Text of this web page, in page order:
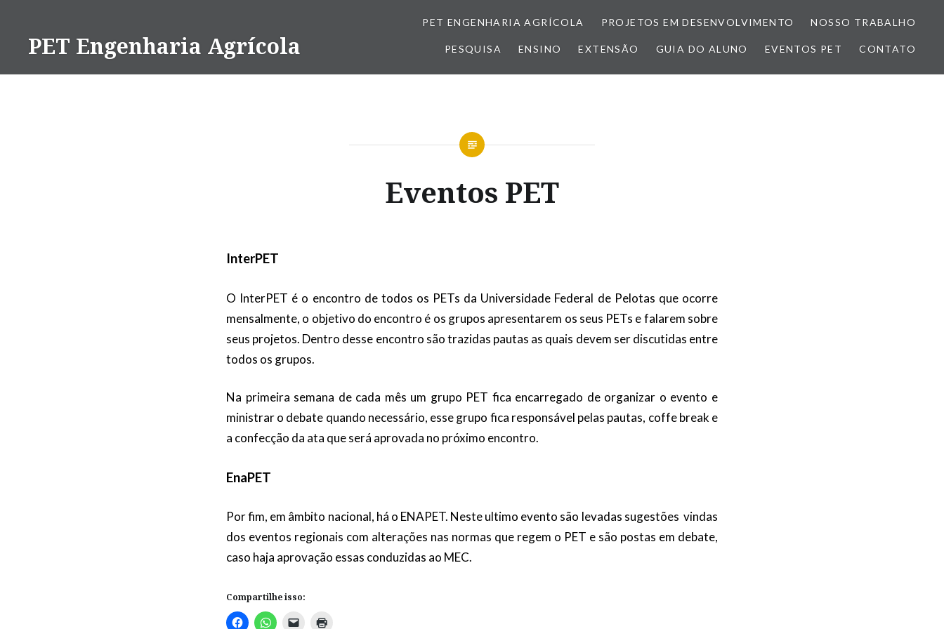
conteúdoPET Engenharia Agrícola
PET ENGENHARIA AGRÍCOLA PROJETOS EM DESENVOLVIMENTO NOSSO TRABALHO
PESQUISA ENSINO EXTENSÃO GUIA DO ALUNO EVENTOS PET CONTATO
Eventos PET
InterPET
O InterPET é o encontro de todos os PETs da Universidade Federal de Pelotas que ocorre
mensalmente, o objetivo do encontro é os grupos apresentarem os seus PETs e falarem sobre
seus projetos. Dentro desse encontro são trazidas pautas as quais devem ser discutidas entre
todos os grupos.
Na primeira semana de cada mês um grupo PET fica encarregado de organizar o evento e
ministrar o debate quando necessário, esse grupo fica responsável pelas pautas, coffe break e
a confecção da ata que será aprovada no próximo encontro.
EnaPET
Por fim, em âmbito nacional, há o ENAPET. Neste ultimo evento são levadas sugestões vindas
dos eventos regionais com alterações nas normas que regem o PET e são postas em debate,
caso haja aprovação essas conduzidas ao MEC.
Compartilhe isso: